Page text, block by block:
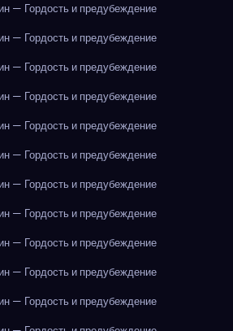
— Гордость и предубеждение
— Гордость и предубеждение
— Гордость и предубеждение
— Гордость и предубеждение
— Гордость и предубеждение
— Гордость и предубеждение
— Гордость и предубеждение
— Гордость и предубеждение
— Гордость и предубеждение
— Гордость и предубеждение
— Гордость и предубеждение